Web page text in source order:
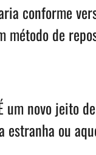
conforme
método de
um novo jeito
ou